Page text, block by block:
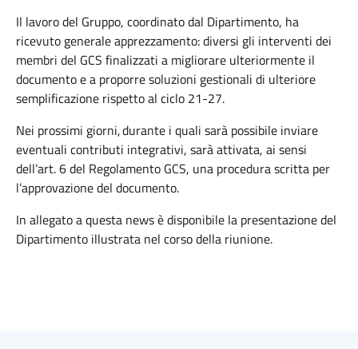
Il lavoro del Gruppo, coordinato dal Dipartimento, ha
ricevuto generale apprezzamento: diversi gli interventi dei
membri del GCS finalizzati a migliorare ulteriormente il
documento e a proporre soluzioni gestionali di ulteriore
semplificazione rispetto al ciclo 21-27.
Nei prossimi giorni, durante i quali sarà possibile inviare
eventuali contributi integrativi, sarà attivata, ai sensi
dell’art. 6 del Regolamento GCS, una procedura scritta per
l’approvazione del documento.
In allegato a questa news è disponibile la presentazione del
Dipartimento illustrata nel corso della riunione.